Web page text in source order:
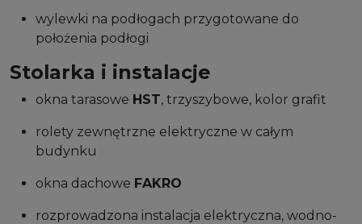
wylewki na podłogach przygotowane do
położenia podłogi
Stolarka i instalacje
okna tarasowe HST, trzyszybowe, kolor grafit
rolety zewnętrzne elektryczne w całym
budynku
okna dachowe FAKRO
rozprowadzona instalacja elektryczna, wodno-